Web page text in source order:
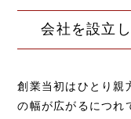
会社を設立
創業当初はひとり親
の幅が広がるにつれ